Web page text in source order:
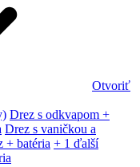
Otvoriť
Drez s odkvapom +
Drez s vaničkou a
+ batéria + 1 ďalší